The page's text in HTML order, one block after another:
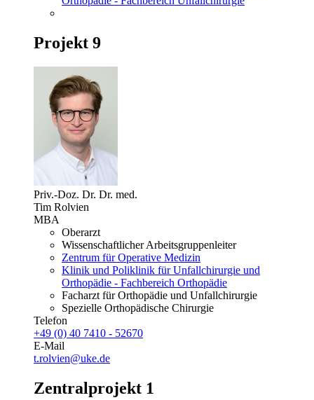
Projekt 9
Priv.-Doz. Dr. Dr. med.
Tim Rolvien
MBA
Oberarzt
Wissenschaftlicher Arbeitsgruppenleiter
Zentrum für Operative Medizin
Klinik und Poliklinik für Unfallchirurgie und
Orthopädie - Fachbereich Orthopädie
Facharzt für Orthopädie und Unfallchirurgie
Spezielle Orthopädische Chirurgie
Telefon
+49 (0) 40 7410 - 52670
E-Mail
t.rolvien@uke.de
Zentralprojekt 1